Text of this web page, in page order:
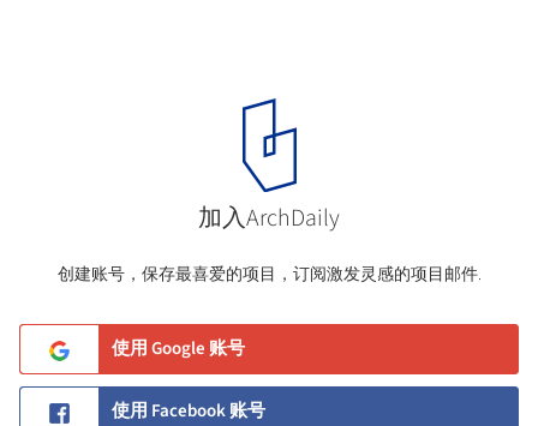
加入ArchDaily
创建账号，保存最喜爱的项目，订阅激发灵感的项目邮件.
使用 Google 账号
使用 Facebook 账号